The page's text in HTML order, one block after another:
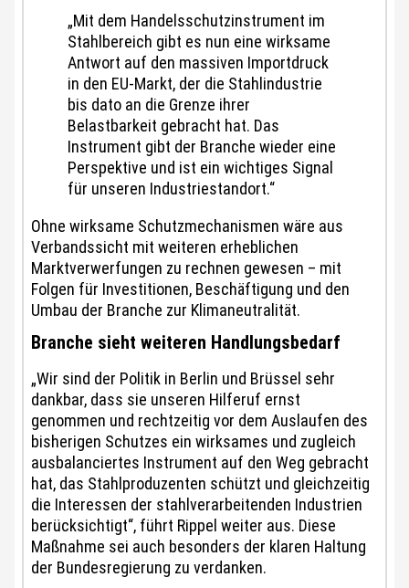
„Mit dem Handelsschutzinstrument im
Stahlbereich gibt es nun eine wirksame
Antwort auf den massiven Importdruck
in den EU-Markt, der die Stahlindustrie
bis dato an die Grenze ihrer
Belastbarkeit gebracht hat. Das
Instrument gibt der Branche wieder eine
Perspektive und ist ein wichtiges Signal
für unseren Industriestandort.“
Ohne wirksame Schutzmechanismen wäre aus
Verbandssicht mit weiteren erheblichen
Marktverwerfungen zu rechnen gewesen – mit
Folgen für Investitionen, Beschäftigung und den
Umbau der Branche zur Klimaneutralität.
Branche sieht weiteren Handlungsbedarf
„Wir sind der Politik in Berlin und Brüssel sehr
dankbar, dass sie unseren Hilferuf ernst
genommen und rechtzeitig vor dem Auslaufen des
bisherigen Schutzes ein wirksames und zugleich
ausbalanciertes Instrument auf den Weg gebracht
hat, das Stahlproduzenten schützt und gleichzeitig
die Interessen der stahlverarbeitenden Industrien
berücksichtigt“, führt Rippel weiter aus. Diese
Maßnahme sei auch besonders der klaren Haltung
der Bundesregierung zu verdanken.